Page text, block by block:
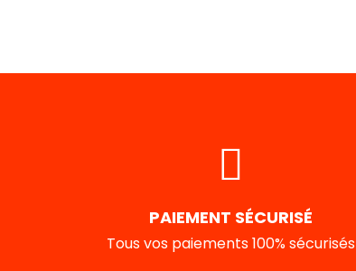
PAIEMENT SÉCURISÉ
Tous vos paiements 100% sécurisés